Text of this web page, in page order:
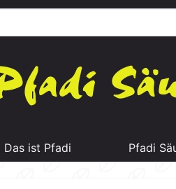
Das ist Pfadi Pfadi